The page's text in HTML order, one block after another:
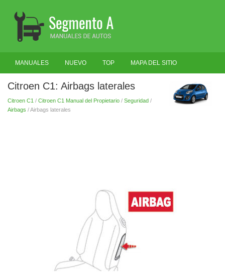
MANUALES NUEVO TOP MAPA DEL SITIO
BUSCAR
Citroen C1: Airbags laterales
Citroen C1 / Citroen C1 Manual del Propietario / Seguridad /
Airbags / Airbags laterales